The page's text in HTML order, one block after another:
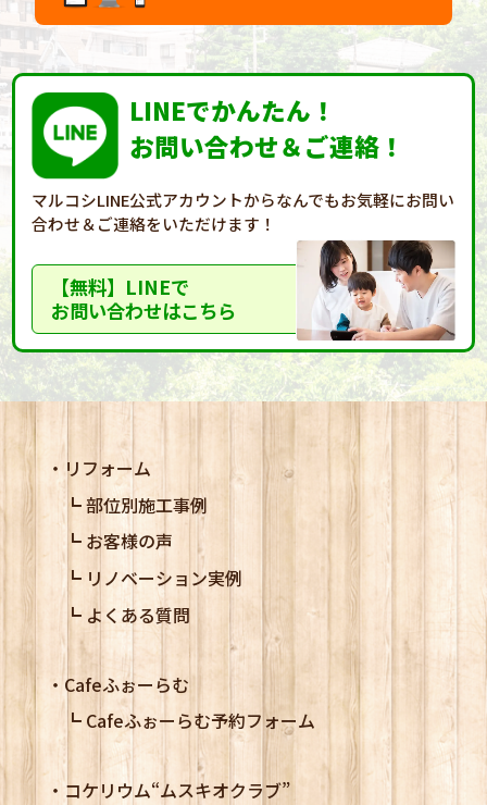
LINEでかんたん！
お問い合わせ＆ご連絡！
マルコシLINE公式アカウントからなんでもお気軽にお問い
合わせ＆ご連絡をいただけます！
【無料】LINEで
お問い合わせはこちら
リフォーム
部位別施工事例
お客様の声
リノベーション実例
よくある質問
Cafeふぉーらむ
Cafeふぉーらむ予約フォーム
コケリウム“ムスキオクラブ”